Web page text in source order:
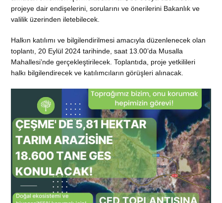
projeye dair endişelerini, sorularını ve önerilerini Bakanlık ve
valilik üzerinden iletebilecek.
Halkın katılımı ve bilgilendirilmesi amacıyla düzenlenecek olan
toplantı, 20 Eylül 2024 tarihinde, saat 13.00’da Musalla
Mahallesi’nde gerçekleştirilecek. Toplantıda, proje yetkilileri
halkı bilgilendirecek ve katılımcıların görüşleri alınacak.